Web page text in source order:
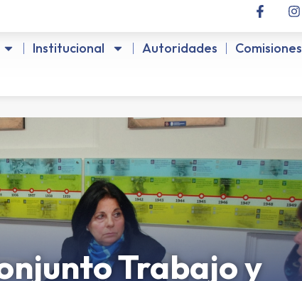
Institucional Autoridades Comisiones
Trabajo y